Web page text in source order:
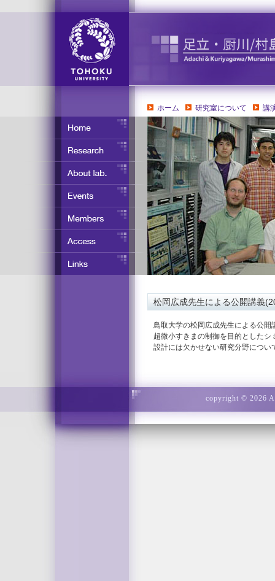
ホーム 研究室について 講
松岡広成先生による公開講義
鳥取大学の松岡広成先生による公開
超微小すきまの制御を目的とした
設計には欠かせない研究分野につ
copyright © 2026